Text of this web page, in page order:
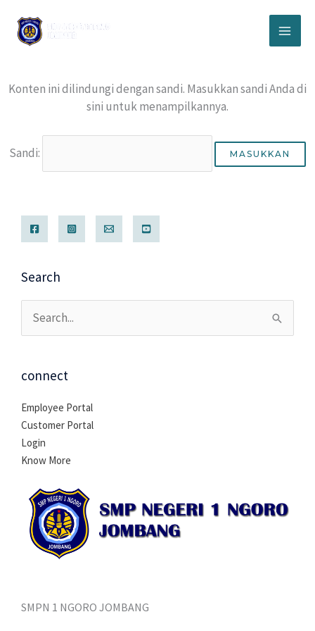
konten
Konten ini dilindungi dengan sandi. Masukkan sandi Anda di
sini untuk menampilkannya.
Sandi:
Search
Cari
untuk:
connect
Employee Portal
Customer Portal
Login
Know More
SMPN 1 NGORO JOMBANG